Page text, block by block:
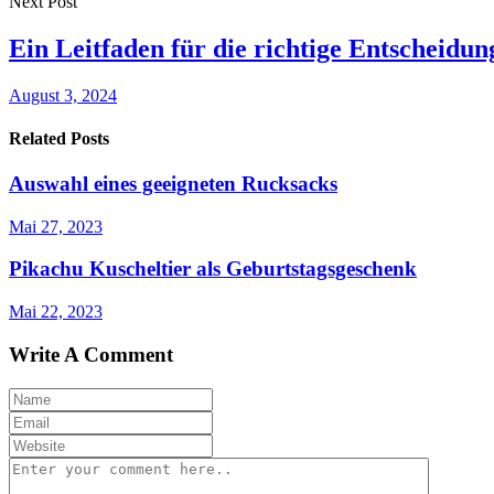
Ein Leitfaden für die richtige
August 3, 2024
Related Posts
Auswahl eines geeigneten Rucksacks
Mai 27, 2023
Pikachu Kuscheltier als Geburtstagsgeschenk
Mai 22, 2023
Write A Comment